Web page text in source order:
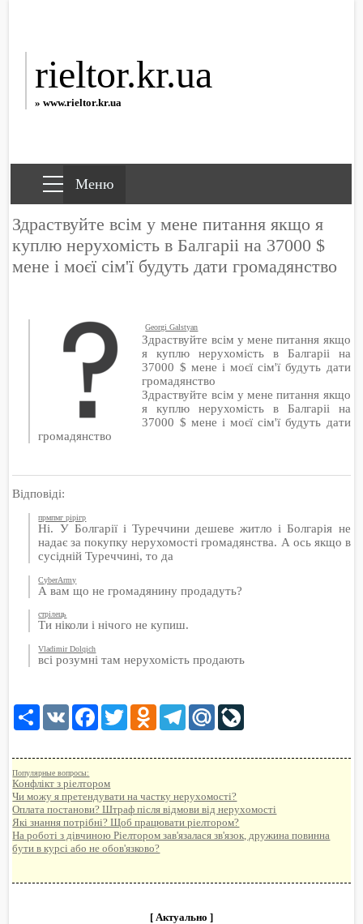
rieltor.kr.ua
» www.rieltor.kr.ua
Здраствуйте всім у мене питання якщо я
куплю нерухомість в Балгаріі на 37000 $
мене і моєї сім'ї будуть дати громадянство
Georgi Galstyan
Здраствуйте всім у мене питання якщо
я куплю нерухомість в Балгаріі на
37000 $ мене і моєї сім'ї будуть дати
громадянство
Здраствуйте всім у мене питання якщо
я куплю нерухомість в Балгаріі на
37000 $ мене і моєї сім'ї будуть дати
громадянство
Відповіді:
прмпмг рірігр
Ні. У Болгарії і Туреччини дешеве житло і Болгарія не
надає за покупку нерухомості громадянства. А ось якщо в
сусідній Туреччині, то да
CyberArmy
А вам що не громадянину продадуть?
стрілець
Ти ніколи і нічого не купиш.
Vladimir Dolqich
всі розумні там нерухомість продають
Share VK Facebook
TwitterOdnoklassniki
TelegramMail.Ru
Популярные вопросы:
Конфлікт з ріелтором
Чи можу я претендувати на частку нерухомості?
Оплата постанови? Штраф після відмови від нерухомості
Які знання потрібні? Щоб працювати ріелтором?
На роботі з дівчиною Ріелтором зав'язалася зв'язок, дружина повинна
бути в курсі або не обов'язково?
[ Актуально ]